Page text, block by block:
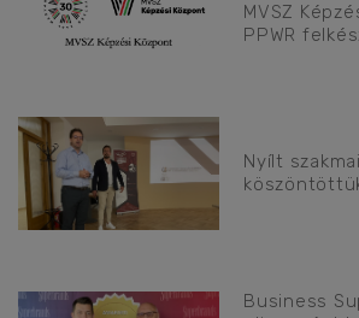
MVSZ
PPWR
Nyílt
Business